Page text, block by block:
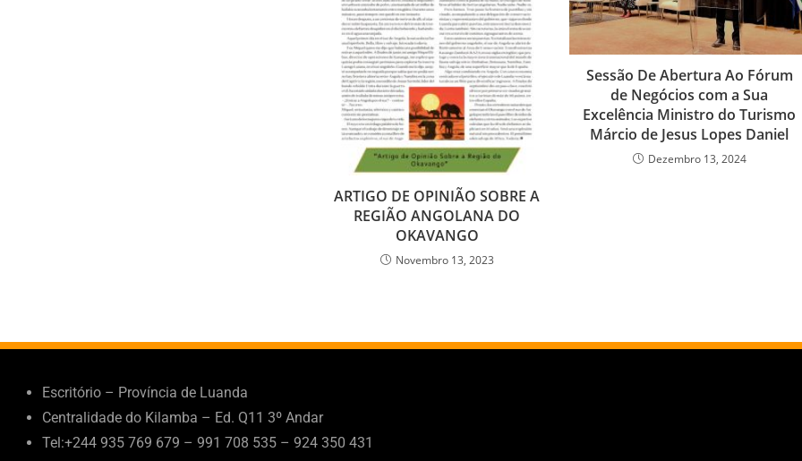
ARTIGO DE OPINIÃO SOBRE A
REGIÃO ANGOLANA DO
OKAVANGO
Novembro 13, 2023
Sessão De Abertura Ao Fórum
de Negócios com a Sua
Excelência Ministro do Turismo
Márcio de Jesus Lopes Daniel
Dezembro 13, 2024
Escritório – Província de Luanda
Centralidade do Kilamba – Ed. Q11 3º Andar
Tel:+244 935 769 679 – 991 708 535 – 924 350 431